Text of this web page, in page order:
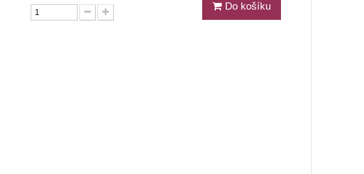
Do košíku